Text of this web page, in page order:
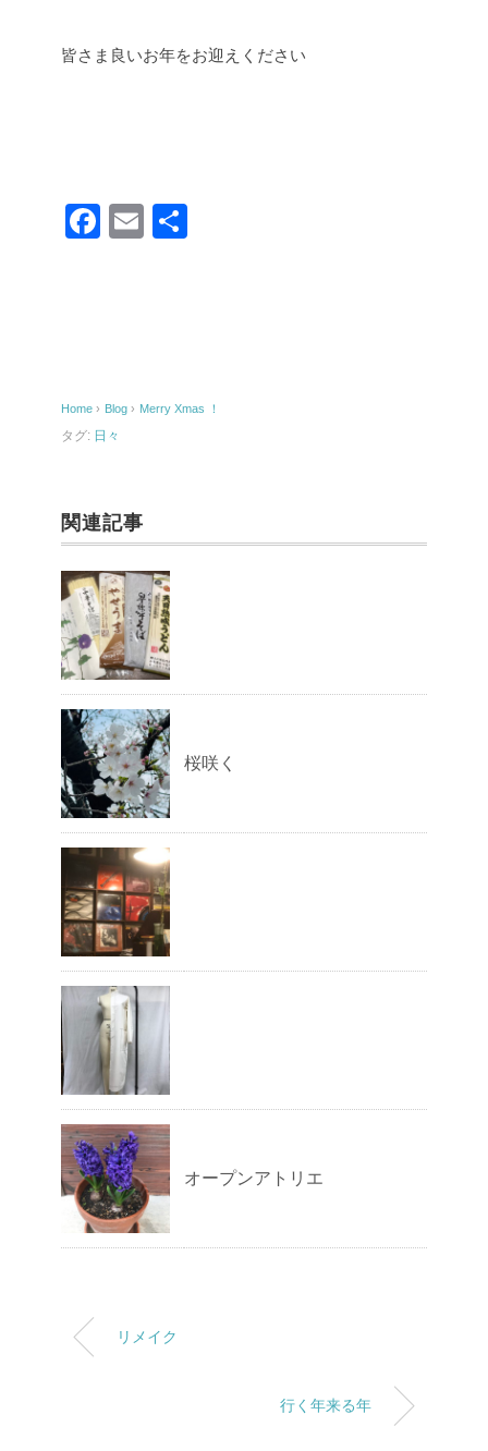
皆さま良いお年をお迎えください
F
o
o
E
Home › Blog › Merry Xmas ！
タグ: 日々
関連記事
桜咲く
オープンアトリエ
リメイク
行く年来る年